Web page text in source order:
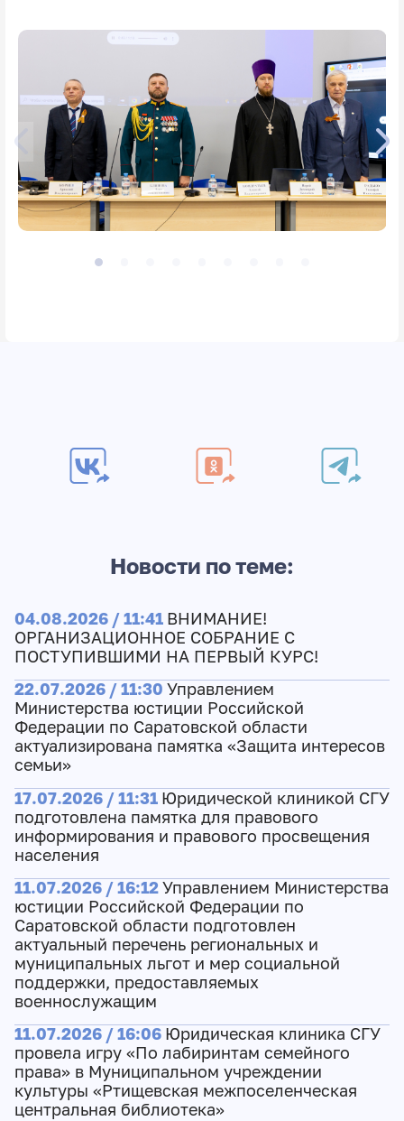
Новости по теме:
04.08.2026 / 11:41 ВНИМАНИЕ!
ОРГАНИЗАЦИОННОЕ СОБРАНИЕ С
ПОСТУПИВШИМИ НА ПЕРВЫЙ КУРС!
22.07.2026 / 11:30 Управлением
Министерства юстиции Российской
Федерации по Саратовской области
актуализирована памятка «Защита интересов
семьи»
17.07.2026 / 11:31 Юридической клиникой СГУ
подготовлена памятка для правового
информирования и правового просвещения
населения
11.07.2026 / 16:12Управлением Министерства
юстиции Российской Федерации по
Саратовской области подготовлен
актуальный перечень региональных и
муниципальных льгот и мер социальной
поддержки, предоставляемых
военнослужащим
11.07.2026 / 16:06 Юридическая клиника СГУ
провела игру «По лабиринтам семейного
права» в Муниципальном учреждении
культуры «Ртищевская межпоселенческая
центральная библиотека»